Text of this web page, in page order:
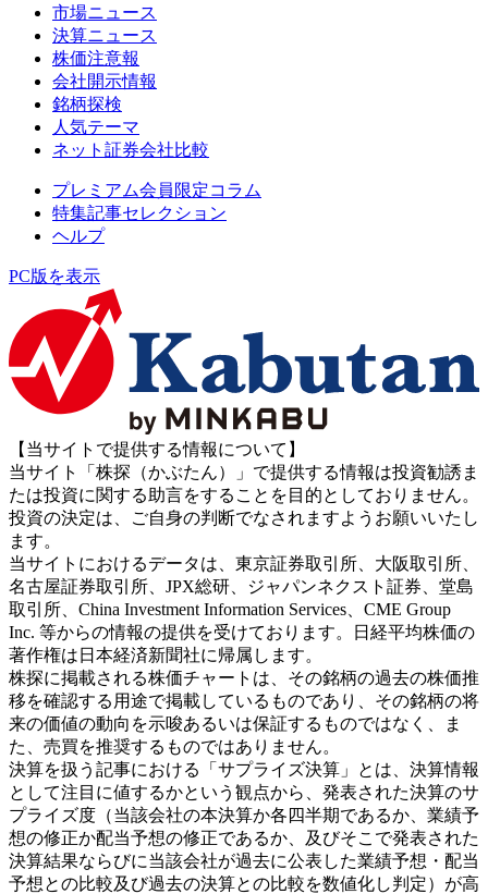
市場ニュース
決算ニュース
株価注意報
会社開示情報
銘柄探検
人気テーマ
ネット証券会社比較
プレミアム会員限定コラム
特集記事セレクション
ヘルプ
PC版を表示
【当サイトで提供する情報について】
当サイト「株探（かぶたん）」で提供する情報は投資勧誘ま
たは投資に関する助言をすることを目的としておりません。
投資の決定は、ご自身の判断でなされますようお願いいたし
ます。
当サイトにおけるデータは、東京証券取引所、大阪取引所、
名古屋証券取引所、JPX総研、ジャパンネクスト証券、堂島
取引所、China Investment Information Services、CME Group
Inc. 等からの情報の提供を受けております。日経平均株価の
著作権は日本経済新聞社に帰属します。
株探に掲載される株価チャートは、その銘柄の過去の株価推
移を確認する用途で掲載しているものであり、その銘柄の将
来の価値の動向を示唆あるいは保証するものではなく、ま
た、売買を推奨するものではありません。
決算を扱う記事における「サプライズ決算」とは、決算情報
として注目に値するかという観点から、発表された決算のサ
プライズ度（当該会社の本決算か各四半期であるか、業績予
想の修正か配当予想の修正であるか、及びそこで発表された
決算結果ならびに当該会社が過去に公表した業績予想・配当
予想との比較及び過去の決算との比較を数値化し判定）が高